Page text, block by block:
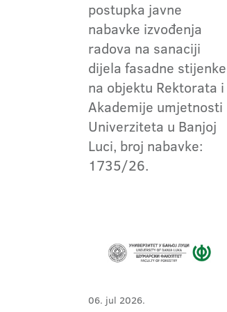
postupka javne
nabavke izvođenja
radova na sanaciji
dijela fasadne stijenke
na objektu Rektorata i
Akademije umjetnosti
Univerziteta u Banjoj
Luci, broj nabavke:
1735/26.
06. jul 2026.